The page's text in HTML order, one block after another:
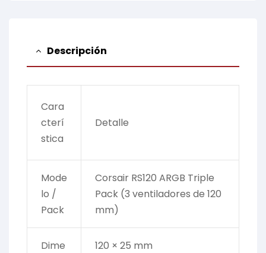
Descripción
Cara
cterí
stica
Detalle
Mode
lo /
Pack
Corsair RS120 ARGB Triple
Pack (3 ventiladores de 120
mm)
Dime
120 × 25 mm